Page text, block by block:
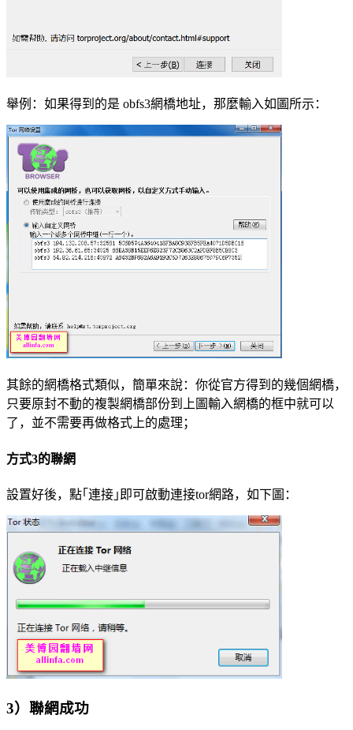
舉例：如果得到的是 obfs3網橋地址，那麼輸入如圖所示：
其餘的網橋格式類似，簡單來說：你從官方得到的幾個網橋，
只要原封不動的複製網橋部份到上圖輸入網橋的框中就可以
了，並不需要再做格式上的處理；
方式3的聯網
設置好後，點｢連接｣即可啟動連接tor網路，如下圖：
3）聯網成功